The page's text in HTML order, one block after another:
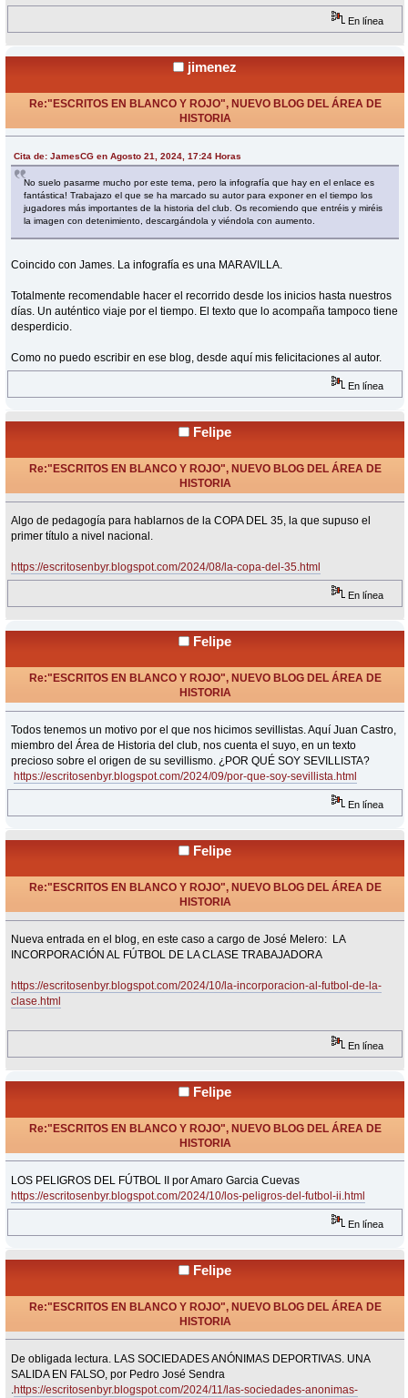
En línea
jimenez
Re:"ESCRITOS EN BLANCO Y ROJO", NUEVO BLOG DEL ÁREA DE
HISTORIA
Cita de: JamesCG en Agosto 21, 2024, 17:24 Horas
No suelo pasarme mucho por este tema, pero la infografía que hay en el enlace es
fantástica! Trabajazo el que se ha marcado su autor para exponer en el tiempo los
jugadores más importantes de la historia del club. Os recomiendo que entréis y miréis
la imagen con detenimiento, descargándola y viéndola con aumento.
Coincido con James. La infografía es una MARAVILLA.
Totalmente recomendable hacer el recorrido desde los inicios hasta nuestros
días. Un auténtico viaje por el tiempo. El texto que lo acompaña tampoco tiene
desperdicio.
Como no puedo escribir en ese blog, desde aquí mis felicitaciones al autor.
En línea
Felipe
Re:"ESCRITOS EN BLANCO Y ROJO", NUEVO BLOG DEL ÁREA DE
HISTORIA
Algo de pedagogía para hablarnos de la COPA DEL 35, la que supuso el
primer título a nivel nacional.
https://escritosenbyr.blogspot.com/2024/08/la-copa-del-35.html
En línea
Felipe
Re:"ESCRITOS EN BLANCO Y ROJO", NUEVO BLOG DEL ÁREA DE
HISTORIA
Todos tenemos un motivo por el que nos hicimos sevillistas. Aquí Juan Castro,
miembro del Área de Historia del club, nos cuenta el suyo, en un texto
precioso sobre el origen de su sevillismo. ¿POR QUÉ SOY SEVILLISTA?
https://escritosenbyr.blogspot.com/2024/09/por-que-soy-sevillista.html
En línea
Felipe
Re:"ESCRITOS EN BLANCO Y ROJO", NUEVO BLOG DEL ÁREA DE
HISTORIA
Nueva entrada en el blog, en este caso a cargo de José Melero: LA
INCORPORACIÓN AL FÚTBOL DE LA CLASE TRABAJADORA
https://escritosenbyr.blogspot.com/2024/10/la-incorporacion-al-futbol-de-la-
clase.html
En línea
Felipe
Re:"ESCRITOS EN BLANCO Y ROJO", NUEVO BLOG DEL ÁREA DE
HISTORIA
LOS PELIGROS DEL FÚTBOL II por Amaro Garcia Cuevas
https://escritosenbyr.blogspot.com/2024/10/los-peligros-del-futbol-ii.html
En línea
Felipe
Re:"ESCRITOS EN BLANCO Y ROJO", NUEVO BLOG DEL ÁREA DE
HISTORIA
De obligada lectura. LAS SOCIEDADES ANÓNIMAS DEPORTIVAS. UNA
SALIDA EN FALSO, por Pedro José Sendra
.https://escritosenbyr.blogspot.com/2024/11/las-sociedades-anonimas-